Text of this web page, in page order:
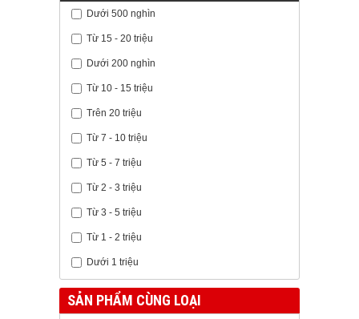
Dưới 500 nghìn
Từ 15 - 20 triệu
Dưới 200 nghìn
Từ 10 - 15 triệu
Trên 20 triệu
Từ 7 - 10 triệu
Từ 5 - 7 triệu
Từ 2 - 3 triệu
Từ 3 - 5 triệu
Từ 1 - 2 triệu
Dưới 1 triệu
SẢN PHẨM CÙNG LOẠI